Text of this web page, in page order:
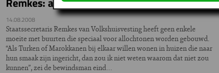
14.08.2008
Staatssecretaris Remkes van Volkshuisvesting heeft geen enkele
moeite met buurten die speciaal voor allochtonen worden gebouwd.
“Als Turken of Marokkanen bij elkaar willen wonen in huizen die naar
hun smaak zijn ingericht, dan zou ik niet weten waarom dat niet zou
kunnen”, zei de bewindsman eind…